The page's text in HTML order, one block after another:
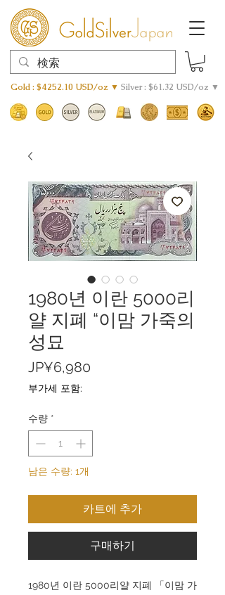
Gold : $4252.10 USD/oz ▼ Silver : $61.32 USD/oz ▼
1980년 이란 5000리
얄 지폐 “이맘 가죽의
성묘
JP¥6,980
부가세 포함:
수량 *
남은 수량: 1개
카트에 추가
구매하기
1980년 이란 5000리얄 지폐 「이맘 가